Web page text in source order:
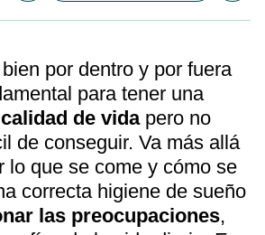
por dentro y por fuera
para tener una
de vidapero no
de conseguir. Va más allá
lo que se come y cómo se
correcta higiene de sueño
las preocupaciones,